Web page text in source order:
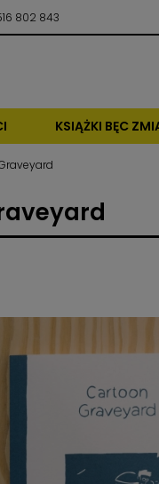
802 843
KSIĄŻKI BĘC